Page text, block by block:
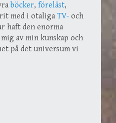
böcker, föreläst,
med i otaliga TV- och
haft den enorma
av min kunskap och
på det universum vi